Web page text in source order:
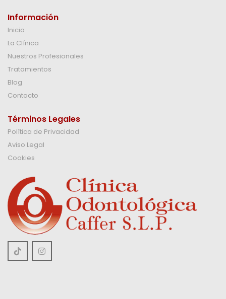
Información
Inicio
La Clínica
Nuestros Profesionales
Tratamientos
Blog
Contacto
Términos Legales
Política de Privacidad
Aviso Legal
Cookies